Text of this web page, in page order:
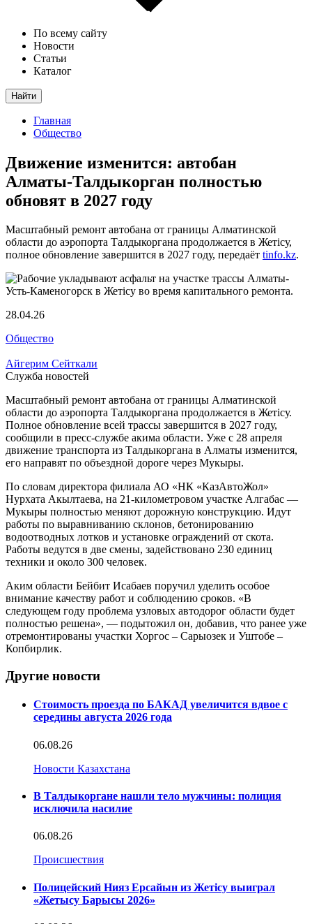
По всему сайту
Новости
Статьи
Каталог
Найти
Главная
Общество
Движение изменится: автобан
Алматы-Талдыкорган полностью
обновят в 2027 году
Масштабный ремонт автобана от границы Алматинской
области до аэропорта Талдыкоргана продолжается в Жетісу,
полное обновление завершится в 2027 году, передаёт tinfo.kz.
28.04.26
Общество
Айгерим Сейткали
Служба новостей
Масштабный ремонт автобана от границы Алматинской
области до аэропорта Талдыкоргана продолжается в Жетісу.
Полное обновление всей трассы завершится в 2027 году,
сообщили в пресс-службе акима области. Уже с 28 апреля
движение транспорта из Талдыкоргана в Алматы изменится,
его направят по объездной дороге через Мукыры.
По словам директора филиала АО «НК «КазАвтоЖол»
Нурхата Акылтаева, на 21-километровом участке Алгабас —
Мукыры полностью меняют дорожную конструкцию. Идут
работы по выравниванию склонов, бетонированию
водоотводных лотков и установке ограждений от скота.
Работы ведутся в две смены, задействовано 230 единиц
техники и около 300 человек.
Аким области Бейбит Исабаев поручил уделить особое
внимание качеству работ и соблюдению сроков. «В
следующем году проблема узловых автодорог области будет
полностью решена», — подытожил он, добавив, что ранее уже
отремонтированы участки Хоргос – Сарыозек и Уштобе –
Копбирлик.
Другие новости
Стоимость проезда по БАКАД увеличится вдвое с
середины августа 2026 года
06.08.26
Новости Казахстана
В Талдыкоргане нашли тело мужчины: полиция
исключила насилие
06.08.26
Происшествия
Полицейский Нияз Ерсайын из Жетісу выиграл
«Жетысу Барысы 2026»